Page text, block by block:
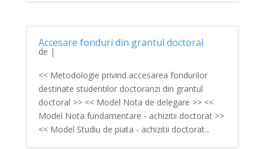
Accesare fonduri din grantul doctoral
de |
<< Metodologie privind accesarea fondurilor
destinate studentilor doctoranzi din grantul
doctoral >> << Model Nota de delegare >> <<
Model Nota fundamentare - achizitii doctorat >>
<< Model Studiu de piata - achizitii doctorat...